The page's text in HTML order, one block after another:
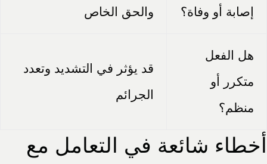
إصابة أو وفاة؟
والحق الخاص
هل الفعل
متكرر أو
منظم؟
قد يؤثر في التشديد وتعدد
الجرائم
أخطاء شائعة في التعامل مع